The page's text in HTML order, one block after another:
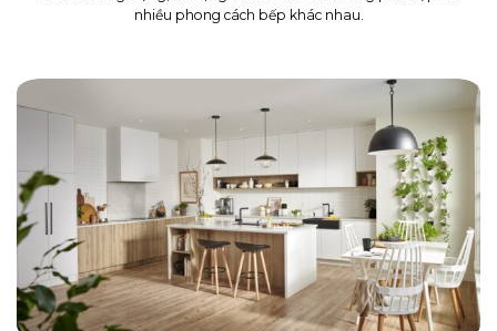
nhiều phong cách bếp khác nhau.